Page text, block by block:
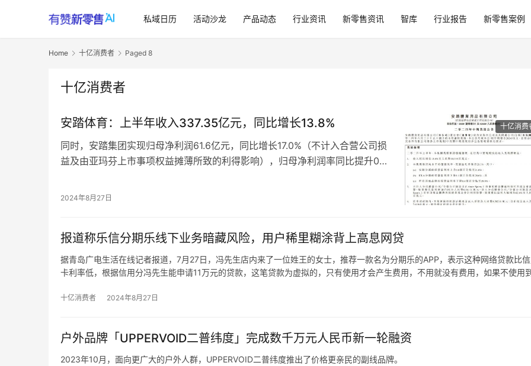
私域日历 活动沙龙 产品动态 行业资讯 新零售资讯 智库 行业报告 新零售案例
Home 十亿消费者 Paged 8
十亿消费者
十亿消费
安踏体育：上半年收入337.35亿元，同比增长13.8%
同时，安踏集团实现归母净利润61.6亿元，同比增长17.0%（不计入合营公司损
益及由亚玛芬上市事项权益摊薄所致的利得影响），归母净利润率同比提升0.5
分品牌来看，安踏品牌收益同比增长13.5%至160.8亿元，经营利润率保持在
2024年8月27日
报道称乐信分期乐线下业务暗藏风险，用户稀里糊涂背上高息网贷
据青岛广电生活在线记者报道，7月27日，冯先生店内来了一位姓王的女士，推荐一款名为分期乐的APP，表示这种网络贷款比
卡利率低，根据信用分冯先生能申请11万元的贷款，这笔贷款为虚拟的，只有使用才会产生费用，不用就没有费用，如果不使用
这笔11万的贷款到账17天，一共产生1200多元的利息，冯先生提前还款并将与业务员王女士的沟通记录发送给分期乐客服，最终
十亿消费者 2024年8月27日
户外品牌「UPPERVOID二普纬度」完成数千万元人民币新一轮融资
2023年10月，面向更广大的户外人群，UPPERVOID二普纬度推出了价格更亲民的副线品牌。